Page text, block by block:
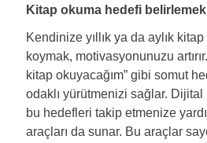
Kitap okuma hedefi belirlemek
Kendinize yıllık ya da aylık
koymak, motivasyonunuzu
kitap okuyacağım” gibi somut
odaklı yürütmenizi sağlar.
bu hedefleri takip etmenize
araçları da sunar. Bu araçlar